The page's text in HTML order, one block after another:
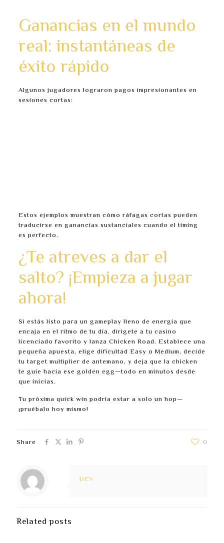
Ganancias en el mundo
real: instantáneas de
éxito rápido
Algunos jugadores lograron pagos impresionantes en
sesiones cortas:
Estos ejemplos muestran cómo ráfagas cortas pueden
traducirse en ganancias sustanciales cuando el timing
es perfecto.
¿Te atreves a dar el
salto? ¡Empieza a jugar
ahora!
Si estás listo para un gameplay lleno de energía que
encaja en el ritmo de tu día, dirígete a tu casino
licenciado favorito y lanza Chicken Road. Establece una
pequeña apuesta, elige dificultad Easy o Medium, decide
tu target multiplier de antemano, y deja que la chicken
te guíe hacia ese golden egg—todo en minutos desde
que inicias.
Tu próxima quick win podría estar a solo un hop—
¡pruébalo hoy mismo!
Share 0
DEV
Related posts